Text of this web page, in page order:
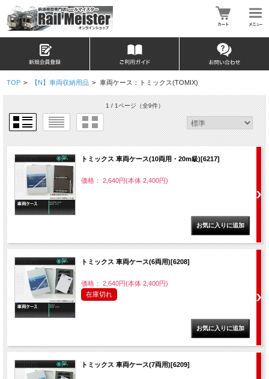
TOP > 【N】車両収納用品 > 車両ケース：トミックス(TOMIX)
1 / 1ページ（全9件）
トミックス 車両ケース(10両用・20m級)[6217]
価格： 2,640円(本体 2,400円)
トミックス 車両ケース(6両用)[6208]
価格： 2,640円(本体 2,400円)
在庫切れ
トミックス 車両ケース(7両用)[6209]